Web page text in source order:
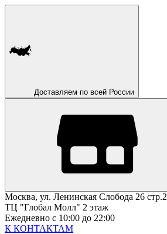
Доставляем по всей России
Москва, ул. Ленинская Слобода 26 стр.2
ТЦ "Глобал Молл" 2 этаж
Ежедневно с 10:00 до 22:00
К КОНТАКТАМ